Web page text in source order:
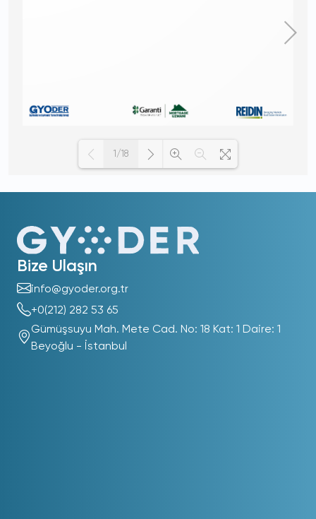
1/18
Bize Ulaşın
info@gyoder.org.tr
+0(212) 282 53 65
Gümüşsuyu Mah. Mete Cad. No: 18 Kat: 1 Daire: 1
Beyoğlu - İstanbul